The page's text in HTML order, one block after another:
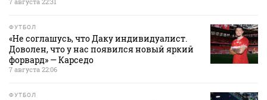
ФУТБОЛ
«Не соглашусь, что Даку индивидуалист.
Доволен, что у нас появился новый яркий
форвард» — Карседо
7 августа 22:06
ФУТБОЛ